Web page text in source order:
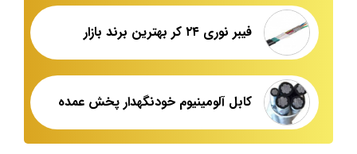
فیبر نوری ۲۴ کر بهترین برند بازار
کابل آلومینیوم خودنگهدار پخش عمده